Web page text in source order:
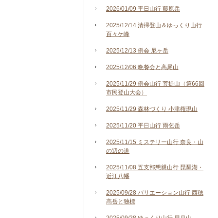
2026/01/09 平日山行 藤原岳
2025/12/14 清掃登山＆ゆっくり山行
百々ケ峰
2025/12/13 例会 尼ヶ岳
2025/12/06 晩餐会と高尾山
2025/11/29 例会山行 菩提山（第66回
市民登山大会）
2025/11/29 森林づくり 小津権現山
2025/11/20 平日山行 雨乞岳
2025/11/15 ミステリー山行 奈良・山
の辺の道
2025/11/08 五支部懇親山行 琵琶湖・
近江八幡
2025/09/28 バリエーション山行 西穂
高岳と独標